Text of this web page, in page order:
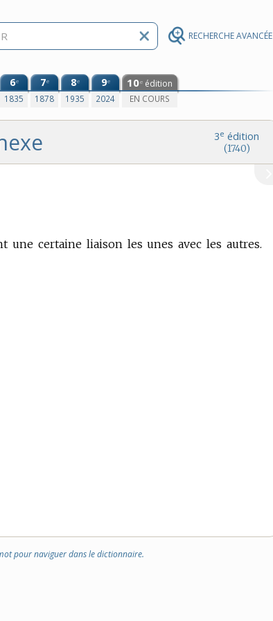
RECHERCHE AVANCÉE
6e
1835
7e
1878
8e
1935
9e
2024
10e édition
EN COURS
3e édition
(1740)
une certaine liaison les unes avec les autres.
pour naviguer dans le dictionnaire.